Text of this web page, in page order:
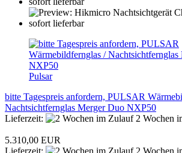
Pulsar
bitte Tagespreis anfordern, PULSAR
Nachtsichtfernglas Merger Duo NXP50
Lieferzeit:
2 Wochen
5.310,00 EUR
Lieferzeit:
2 Wochen